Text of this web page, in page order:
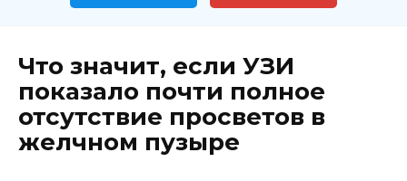
Что значит, если УЗИ
показало почти полное
отсутствие просветов в
желчном пузыре